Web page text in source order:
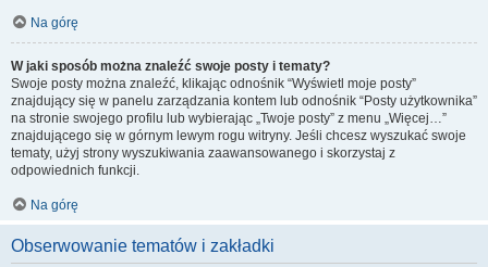
Na górę
W jaki sposób można znaleźć swoje posty i tematy?
Swoje posty można znaleźć, klikając odnośnik “Wyświetl moje posty”
znajdujący się w panelu zarządzania kontem lub odnośnik “Posty użytkownika”
na stronie swojego profilu lub wybierając „Twoje posty” z menu „Więcej…”
znajdującego się w górnym lewym rogu witryny. Jeśli chcesz wyszukać swoje
tematy, użyj strony wyszukiwania zaawansowanego i skorzystaj z
odpowiednich funkcji.
Na górę
Obserwowanie tematów i zakładki